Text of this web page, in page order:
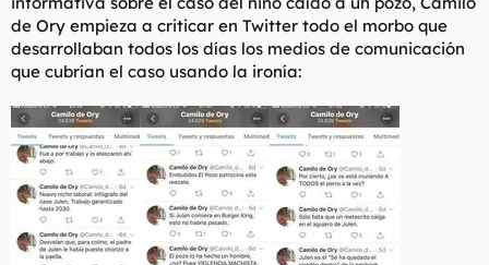
de Ory empieza a criticar en Twitter todo el morbo que
desarrollaban todos los días los medios de comunicación
que cubrían el caso usando la ironía: